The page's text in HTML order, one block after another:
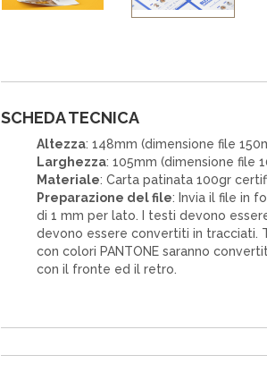
SCHEDA TECNICA
Altezza: 148mm (dimensione file
Larghezza: 105mm (dimensione file
Materiale: Carta patinata 100gr
Preparazione del file: Invia il file in
di 1 mm per lato. I testi devono
devono essere convertiti in tracciati.
con colori PANTONE saranno
con il fronte ed il retro.